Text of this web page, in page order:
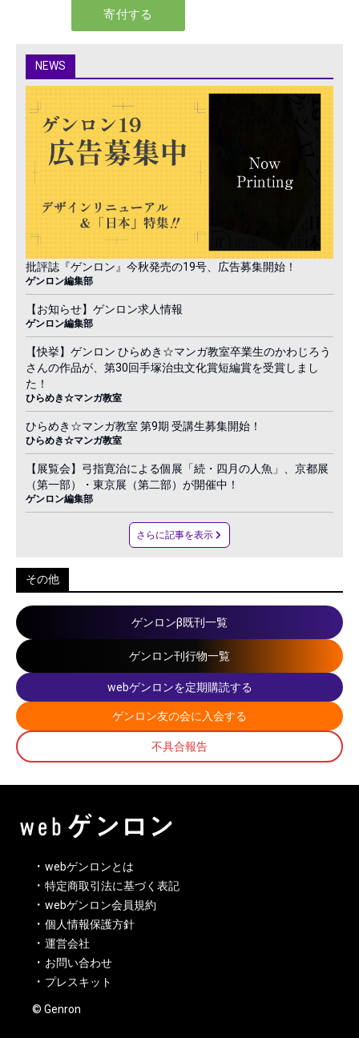
NEWS
批評誌『ゲンロン』今秋発売の19号、広告募集開始！
ゲンロン編集部
【お知らせ】ゲンロン求人情報
ゲンロン編集部
【快挙】ゲンロン ひらめき☆マンガ教室卒業生のかわじろう
さんの作品が、第30回手塚治虫文化賞短編賞を受賞しまし
た！
ひらめき☆マンガ教室
ひらめき☆マンガ教室 第9期 受講生募集開始！
ひらめき☆マンガ教室
【展覧会】弓指寛治による個展「続・四月の人魚」、京都展
（第一部）・東京展（第二部）が開催中！
ゲンロン編集部
さらに記事を表示
その他
ゲンロンβ既刊一覧
ゲンロン刊行物一覧
webゲンロンを定期購読する
ゲンロン友の会に入会する
不具合報告
webゲンロンとは
特定商取引法に基づく表記
webゲンロン会員規約
個人情報保護方針
運営会社
お問い合わせ
プレスキット
© Genron